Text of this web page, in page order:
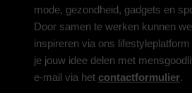
mode, gezondheid, gadgets en
Door samen te werken kunnen
inspireren via ons
je jouw idee delen met
e-mail via het contactformulier.